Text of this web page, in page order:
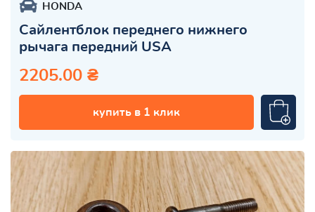
HONDA
Сайлентблок переднего нижнего
рычага передний USA
2205.00 ₴
купить в 1 клик